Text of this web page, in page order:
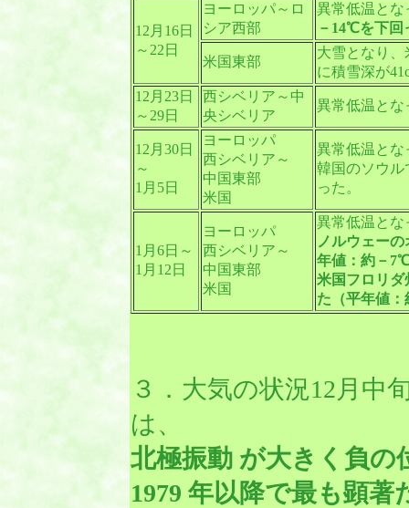
12月16日
～22日
ヨーロッパ～ロ
シア西部
異常低温とな
－14℃を下
米国東部
大雪となり、
に積雪深が
12月23日
～29日
西シベリア～中
央シベリア
異常低温とな
12月30日
～
1月5日
ヨーロッパ
西シベリア～
中国東部
米国
異常低温とな
韓国のソウル
った。
1月6日～
1月12日
ヨーロッパ
西シベリア～
中国東部
米国
異常低温とな
ノルウェー
年値：約－
米国フロリ
た（平年値
３．大気の状況12月中
は、
北極振動 が大きく負
1979 年以降で最も顕著